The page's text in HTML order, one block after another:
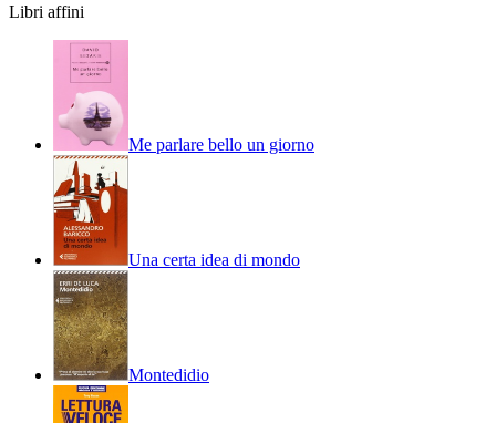
Libri affini
Me parlare bello un giorno
Una certa idea di mondo
Montedidio